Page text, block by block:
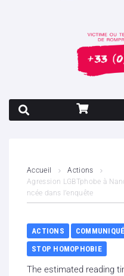
Contenus litigieux
Nous soutenir
Boutique
Accueil
Actions
Agression LGBTphobe à
ncée dans l’enquête
ACTIONS
STOP HOMOPHOBIE
The estimated reading